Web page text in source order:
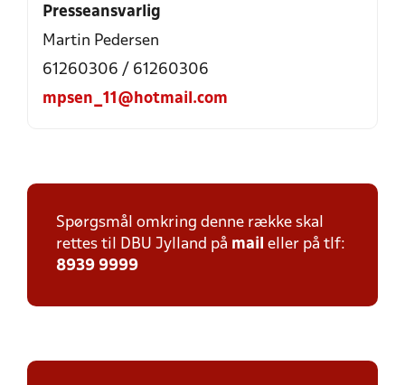
Presseansvarlig
Martin Pedersen
61260306 / 61260306
mpsen_11@hotmail.com
Spørgsmål omkring denne række skal
rettes til DBU Jylland på mail eller på tlf:
8939 9999